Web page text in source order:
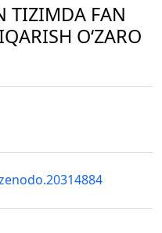
TIZIMDA FAN
O‘ZARO